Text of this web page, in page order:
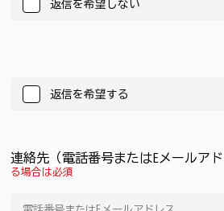
返信を希望しない
返信を希望する
連絡先（電話番号またはEメールア
る場合は必須